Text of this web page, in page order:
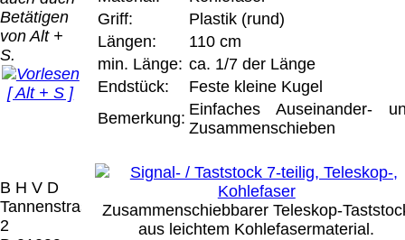
Betätigen
von Alt +
S.
[ Alt + S ]
B H V D
Tannenstrasse
2
Griff:
Plastik (rund)
Längen:
110 cm
min. Länge: ca. 1/7 der Länge
Endstück:
Feste kleine Kugel
Bemerkung: Einfaches Auseinander-
Zusammenschieben
Zusammenschiebbarer Teleskop-
aus leichtem Kohlefasermaterial.
Der Versand erfolgt
als versichertes
Paket.
Selbstabholung
vom Büro oder
Ausstellungen:
0.00 €
Versandart
erhalten Sie per
Email z.B. einen
Lizenzschlüssel
und die
Rechnung /
Lieferschein. Sie
keinen
Datenträger
Wir
[ 5155 ]